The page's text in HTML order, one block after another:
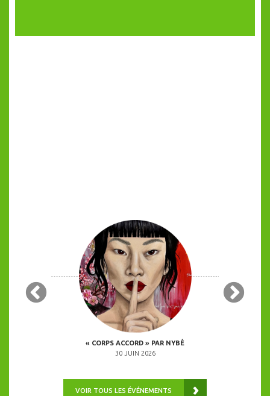
« CORPS ACCORD » PAR NYBÉ
30 JUIN 2026
VOIR TOUS LES ÉVÉNEMENTS